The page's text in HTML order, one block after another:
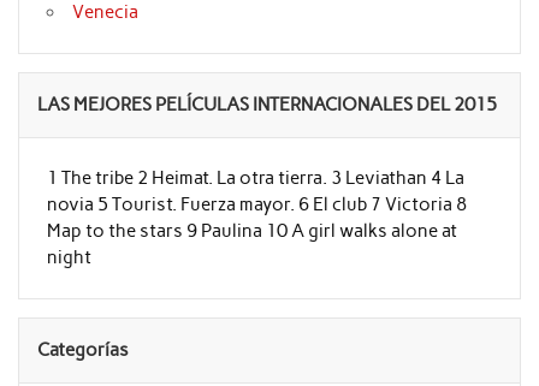
Venecia
LAS MEJORES PELÍCULAS INTERNACIONALES DEL 2015
1 The tribe 2 Heimat. La otra tierra. 3 Leviathan 4 La
novia 5 Tourist. Fuerza mayor. 6 El club 7 Victoria 8
Map to the stars 9 Paulina 10 A girl walks alone at
night
Categorías